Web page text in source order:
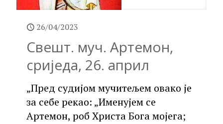
26/04/2023
Свешт. муч. Артемон,
сриједа, 26. април
„Пред судијом мучитељем овако је
за себе рекао: „Именујем се
Артемон, роб Христа Бога мојега;